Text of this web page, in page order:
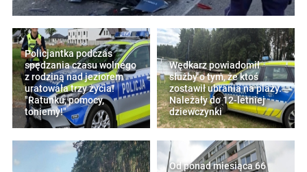
Policjantka podczas
spędzania czasu wolnego
z rodziną nad jeziorem
uratowała trzy życia!
"Ratunku, pomocy,
toniemy!"
Wędkarz powiadomił
służby o tym, że ktoś
zostawił ubrania na plaży.
Należały do 12-letniej
dziewczynki
Od ponad miesiąca 66